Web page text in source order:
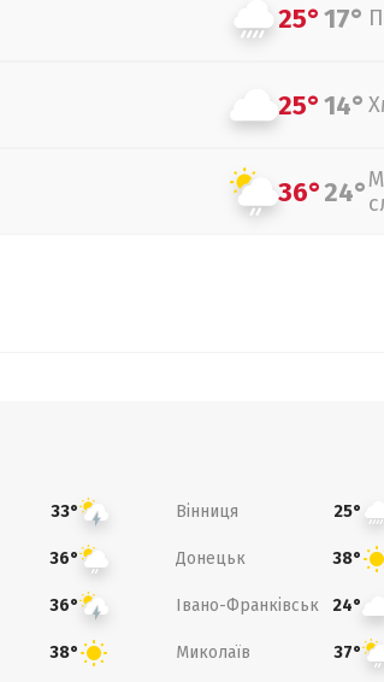
25°17°
25°14°
36°24°
33° Вінниця 25°
36° Донецьк 38°
36° Івано-Франківськ 24°
38° Миколаїв 37°